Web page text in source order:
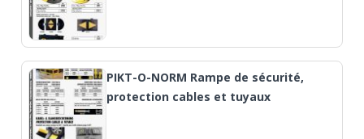
PIKT-O-NORM Rampe de sécurité,
protection cables et tuyaux